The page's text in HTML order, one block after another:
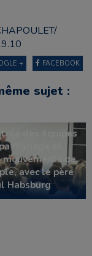
FACEBOOK
+
sujet :
des équipes
mariage et
mouvements de
avec le père
Habsburg